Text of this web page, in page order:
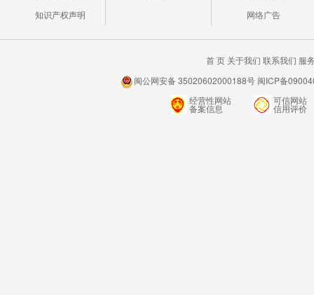
知识产权声明
网络广告
首 页 关于我们 联系我们 服
闽公网安备 35020602000188号 闽ICP备
经营性网站
备案信息
可信网站
信用评价